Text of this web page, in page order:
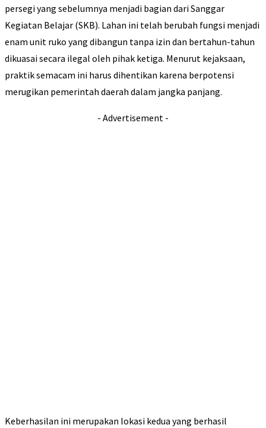
persegi yang sebelumnya menjadi bagian dari Sanggar
Kegiatan Belajar (SKB). Lahan ini telah berubah fungsi menjadi
enam unit ruko yang dibangun tanpa izin dan bertahun-tahun
dikuasai secara ilegal oleh pihak ketiga. Menurut kejaksaan,
praktik semacam ini harus dihentikan karena berpotensi
merugikan pemerintah daerah dalam jangka panjang.
- Advertisement -
Keberhasilan ini merupakan lokasi kedua yang berhasil